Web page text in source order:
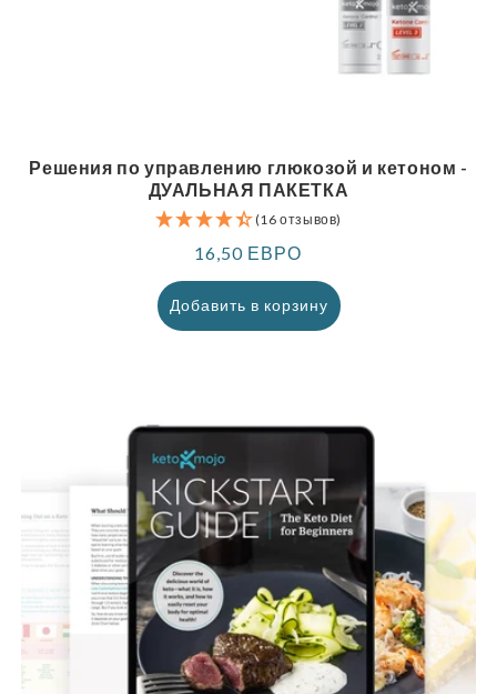
Решения по управлению глюкозой и кетоном -
ДУАЛЬНАЯ ПАКЕТКА
(16 отзывов)
Обычная
цена
16,50 ЕВРО
Добавить в корзину